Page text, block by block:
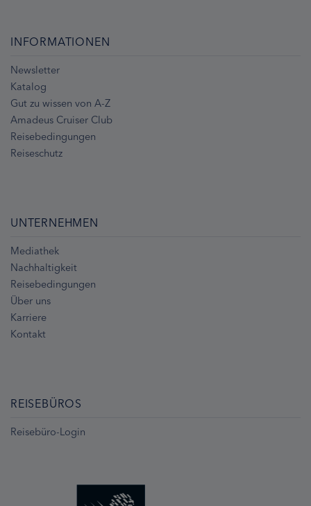
INFORMATIONEN
Newsletter
Katalog
Gut zu wissen von A-Z
Amadeus Cruiser Club
Reisebedingungen
Reiseschutz
UNTERNEHMEN
Mediathek
Nachhaltigkeit
Reisebedingungen
Über uns
Karriere
Kontakt
REISEBÜROS
Reisebüro-Login